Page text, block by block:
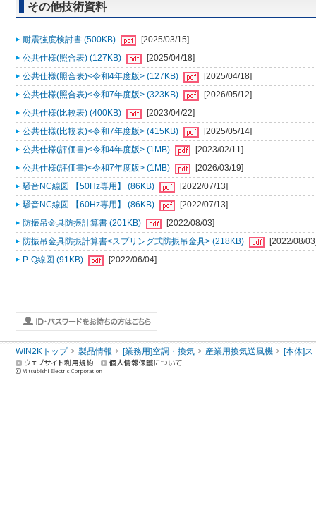
その他技術資料
耐震強度検討書 (500KB)
[2025/03/15]
公共仕様(照合表) (127KB)
[2025/04/18]
公共仕様(照合表)<令和4年度版> (127KB)
[2025/04/18]
公共仕様(照合表)<令和7年度版> (323KB)
[2026/05/12]
公共仕様(比較表) (400KB)
[2023/04/22]
公共仕様(比較表)<令和7年度版> (415KB)
[2025/05/14]
公共仕様(評価書)<令和4年度版> (1MB)
[2023/02/11]
公共仕様(評価書)<令和7年度版> (1MB)
[2026/03/19]
騒音NC線図 【50Hz専用】 (86KB)
[2022/07/13]
騒音NC線図 【60Hz専用】 (86KB)
[2022/07/13]
防振吊金具防振計算書 (201KB)
[2022/08/03]
防振吊金具防振計算書<スプリング式防振吊金具> (218KB)
[2022/08/
P-Q線図 (91KB)
[2022/06/04]
WIN2Kトップ 製品情報 [業務用]空調・換気 産業用換気送風機 [本体]